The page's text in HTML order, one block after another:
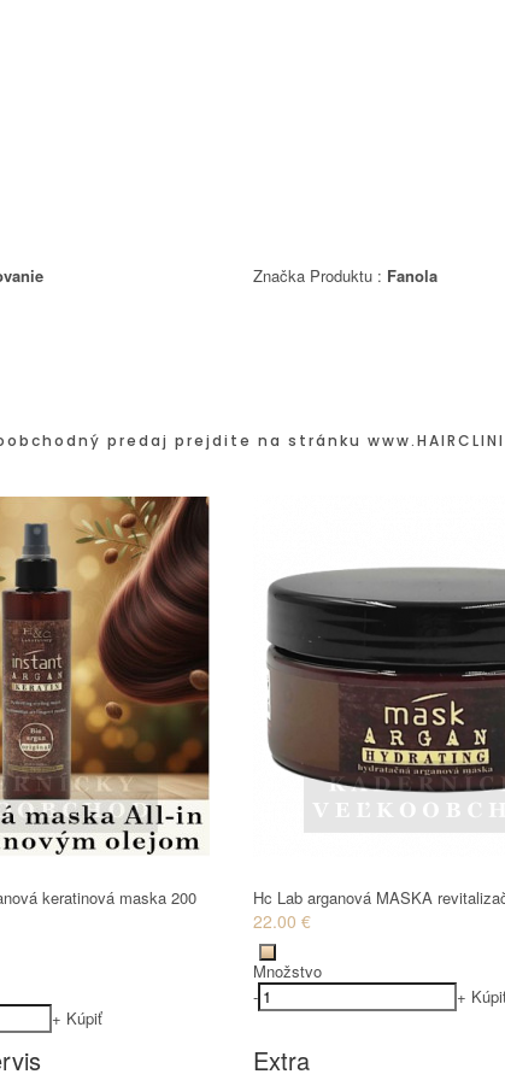
Značka Produktu : Fanola
predaj prejdite na stránku
keratinová maska 200
+ Kúpiť
Hc Lab arganová MASKA
22.00 €
Množstvo
-
+
Extra